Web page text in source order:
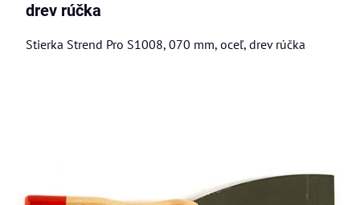
drev rúčka
Stierka Strend Pro S1008, 070 mm, oceľ, drev rúčka